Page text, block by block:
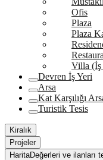
Ofis
Plaza
Plaza
Villa (İş
Devren İş Yeri
Arsa
Kat Karşılığı
Turistik Tesis
Kiralık
Projeler
HaritaDeğerleri ve ilanları